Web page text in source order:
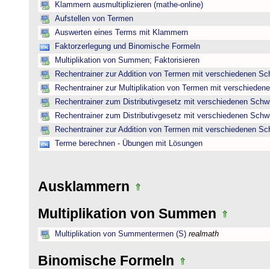
Klammern ausmultiplizieren (mathe-online)
Aufstellen von Termen
Auswerten eines Terms mit Klammern
Faktorzerlegung und Binomische Formeln
Multiplikation von Summen; Faktorisieren
Rechentrainer zur Addition von Termen mit verschiedenen
Rechentrainer zur Multiplikation von Termen mit
Rechentrainer zum Distributivgesetz mit verschiedenen
Rechentrainer zum Distributivgesetz mit verschiedenen
Rechentrainer zur Addition von Termen mit verschiedenen
Terme berechnen - Übungen mit Lösungen
Ausklammern
Multiplikation von Summen
Multiplikation von Summentermen (S) realmath
Binomische Formeln